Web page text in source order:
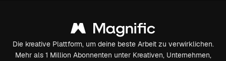
Die kreative Plattform, um deine beste Arbeit zu verwirklichen.
Mehr als 1 Million Abonnenten unter Kreativen, Unternehmen,